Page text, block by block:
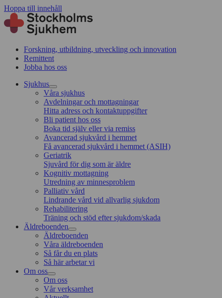
Hoppa till innehåll
Forskning, utbildning, utveckling och innovation
Remittent
Jobba hos oss
Sjukhus
Våra sjukhus
Avdelningar och mottagningar
Hitta adress och kontaktuppgifter
Bli patient hos oss
Boka tid själv eller via remiss
Avancerad sjukvård i hemmet
Få avancerad sjukvård i hemmet (ASIH)
Geriatrik
Sjuvård för dig som är äldre
Kognitiv mottagning
Utredning av minnesproblem
Palliativ vård
Lindrande vård vid allvarlig sjukdom
Rehabilitering
Träning och stöd efter sjukdom/skada
Äldreboenden
Äldreboenden
Våra äldreboenden
Så får du en plats
Så här arbetar vi
Om oss
Om oss
Vår verksamhet